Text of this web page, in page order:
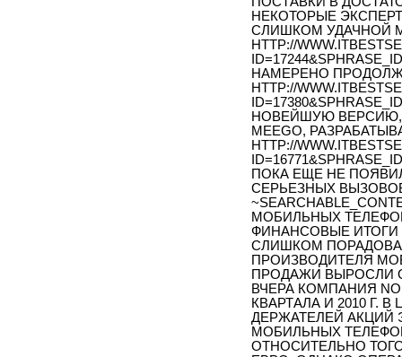
НЕКОТОРЫЕ
СЛИШКОМ УДАЧНОЙ
HTTP://
НАМЕРЕНО
HTTP://
НОВЕЙШУЮ ВЕРСИЮ,
MEEGO,
HTTP://
ПОКА ЕЩЕ НЕ
СЕРЬЕЗНЫХ
МОБИЛЬНЫХ
ФИНАНСОВЫЕ ИТОГИ
СЛИШКОМ
ПРОИЗВОДИТЕЛЯ
ПРОДАЖИ ВЫРОСЛИ
ВЧЕРА КОМПАНИЯ
КВАРТАЛА И 2010 Г.
ДЕРЖАТЕЛЕЙ АКЦИЙ
МОБИЛЬНЫХ
ОТНОСИТЕЛЬНО